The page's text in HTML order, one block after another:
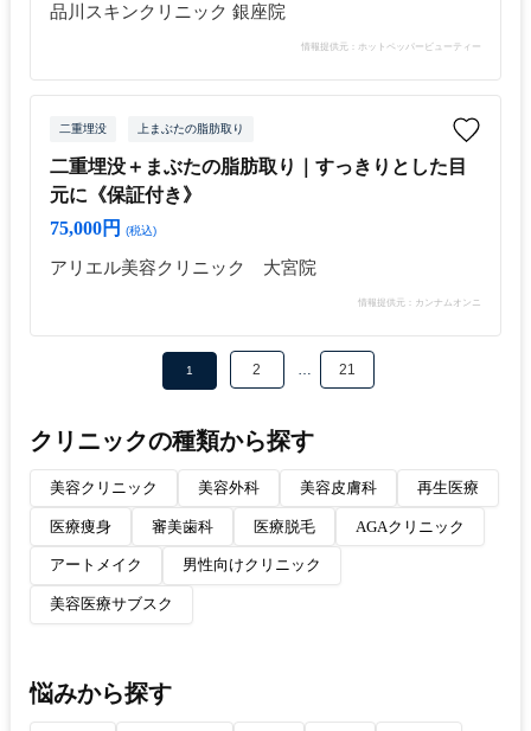
品川スキンクリニック 銀座院
情報提供元：ホットペッパービューティー
二重埋没 上まぶたの脂肪取り
二重埋没＋まぶたの脂肪取り｜すっきりとした目
元に《保証付き》
75,000円
(税込)
アリエル美容クリニック 大宮院
情報提供元：カンナムオンニ
1 2 … 21
クリニックの種類から探す
美容クリニック 美容外科 美容皮膚科 再生医療
医療痩身 審美歯科 医療脱毛 AGAクリニック
アートメイク 男性向けクリニック
美容医療サブスク
悩みから探す